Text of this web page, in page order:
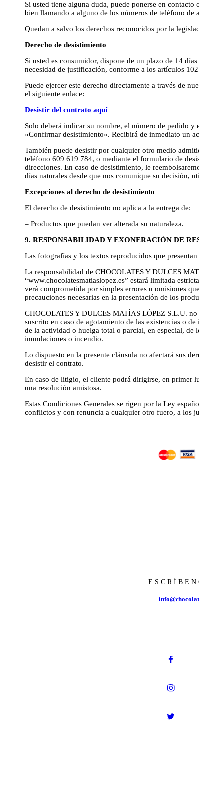
Si usted tiene alguna duda, puede ponerse en contacto con
bien llamando a alguno de los números de teléfono de
Quedan a salvo los derechos reconocidos por la legislación
Derecho de desistimiento
Si usted es consumidor, dispone de un plazo de 14 días
necesidad de justificación, conforme a los artículos 102 y
Puede ejercer este derecho directamente a través de nuestra
el siguiente enlace:
Desistir del contrato aquí
Solo deberá indicar su nombre, el número de pedido y el
«Confirmar desistimiento». Recibirá de inmediato un acuse
También puede desistir por cualquier otro medio admitido en
teléfono 609 619 784, o mediante el formulario de
direcciones. En caso de desistimiento, le reembolsaremos los
días naturales desde que nos comunique su decisión,
Excepciones al derecho de desistimiento
El derecho de desistimiento no aplica a la entrega de:
– Productos que puedan ver alterada su naturaleza.
9. RESPONSABILIDAD Y EXONERACIÓN DE
Las fotografías y los textos reproducidos que presentan los
La responsabilidad de CHOCOLATES Y DULCES MATÍAS
“www.chocolatesmatiaslopez.es” estará limitada
verá comprometida por simples errores u omisiones que
precauciones necesarias en la presentación de los productos.
CHOCOLATES Y DULCES MATÍAS LÓPEZ S.L.U. no podrá
suscrito en caso de agotamiento de las existencias o de
de la actividad o huelga total o parcial, en especial, de los
inundaciones o incendio.
Lo dispuesto en la presente cláusula no afectará sus
desistir el contrato.
En caso de litigio, el cliente podrá dirigirse, en primer lugar, a
una resolución amistosa.
Estas Condiciones Generales se rigen por la Ley española.
conflictos y con renuncia a cualquier otro fuero, a los
ESCRÍBENOS